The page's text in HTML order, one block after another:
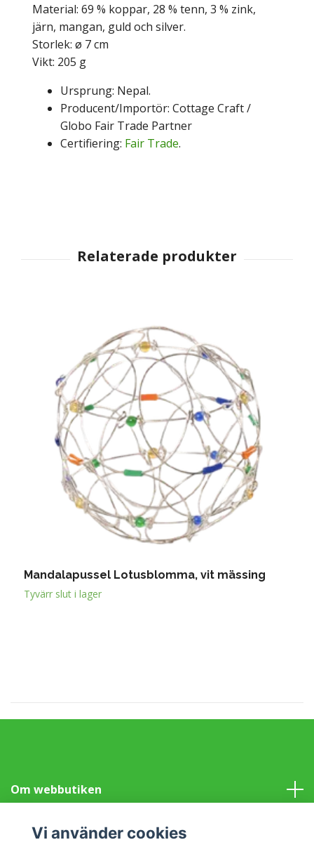
Material: 69 % koppar, 28 % tenn, 3 % zink,
järn, mangan, guld och silver.
Storlek: ø 7 cm
Vikt: 205 g
Ursprung: Nepal.
Producent/Importör: Cottage Craft /
Globo Fair Trade Partner
Certifiering: Fair Trade.
Mandalapussel Lotusblomma, vit mässing
Tyvärr slut i lager
Om webbutiken
Information
Vi använder cookies